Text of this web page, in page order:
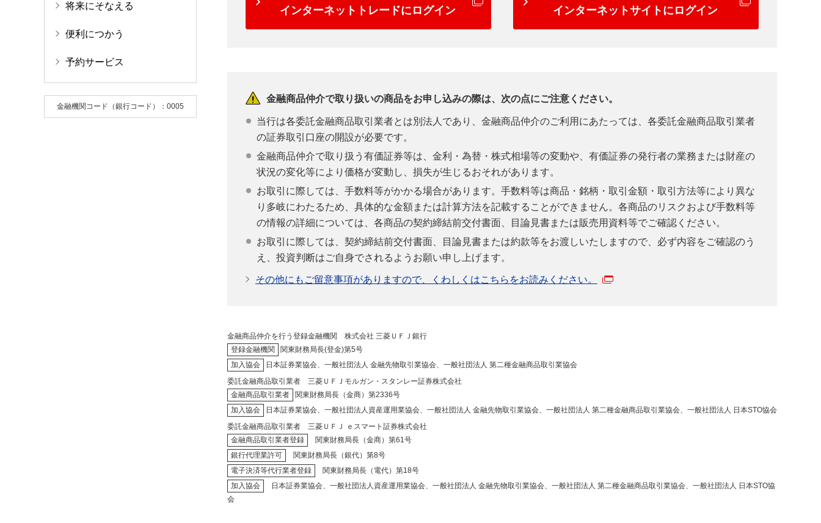
将来にそなえる
便利につかう
予約サービス
金融機関コード（銀行コード）：0005
インターネットトレードにログイン
インターネットサイトにログイン
金融商品仲介で取り扱いの商品をお申し込みの際は、次の点にご注意ください。
当行は各委託金融商品取引業者とは別法人であり、金融商品仲介のご利用にあたっては、各委託金融商品取引業者
の証券取引口座の開設が必要です。
金融商品仲介で取り扱う有価証券等は、金利・為替・株式相場等の変動や、有価証券の発行者の業務または財産の
状況の変化等により価格が変動し、損失が生じるおそれがあります。
お取引に際しては、手数料等がかかる場合があります。手数料等は商品・銘柄・取引金額・取引方法等により異な
り多岐にわたるため、具体的な金額または計算方法を記載することができません。各商品のリスクおよび手数料等
の情報の詳細については、各商品の契約締結前交付書面、目論見書または販売用資料等でご確認ください。
お取引に際しては、契約締結前交付書面、目論見書または約款等をお渡しいたしますので、必ず内容をご確認のう
え、投資判断はご自身でされるようお願い申し上げます。
その他にもご留意事項がありますので、くわしくはこちらをお読みください。
金融商品仲介を行う登録金融機関 株式会社 三菱ＵＦＪ銀行
登録金融機関
関東財務局長(登金)第5号
加入協会
日本証券業協会、一般社団法人 金融先物取引業協会、一般社団法人 第二種金融商品取引業協会
委託金融商品取引業者 三菱ＵＦＪモルガン・スタンレー証券株式会社
金融商品取引業者
関東財務局長（金商）第2336号
加入協会
日本証券業協会、一般社団法人資産運用業協会、一般社団法人 金融先物取引業協会、一般社団法人 第二種金融商品取引業協会、一般社団法人 日本STO協会
委託金融商品取引業者 三菱ＵＦＪ ｅスマート証券株式会社
金融商品取引業者登録
関東財務局長（金商）第61号
銀行代理業許可
関東財務局長（銀代）第8号
電子決済等代行業者登録
関東財務局長（電代）第18号
加入協会
日本証券業協会、一般社団法人資産運用業協会、一般社団法人 金融先物取引業協会、一般社団法人 第二種金融商品取引業協会、一般社団法人 日本STO協
会